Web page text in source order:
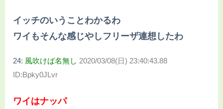
イッチのいうことわかるわ
ワイもそんな感じやしフリーザ連想したわ
24: 風吹けば名無し 2020/03/08(日) 23:40:43.88
ID:Bpky0JLvr
ワイはナッパ